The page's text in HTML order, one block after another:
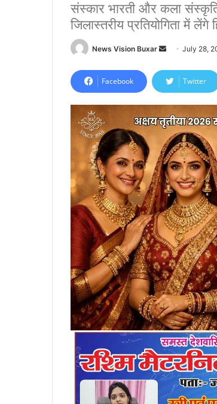
संस्कार भारती और कला संस्कृति
जिलास्तरीय प्रतियोगिता में लेंगे
News Vision Buxar
n
d
a
n
e
m
a
i
l
July 28,
Facebook Twitter